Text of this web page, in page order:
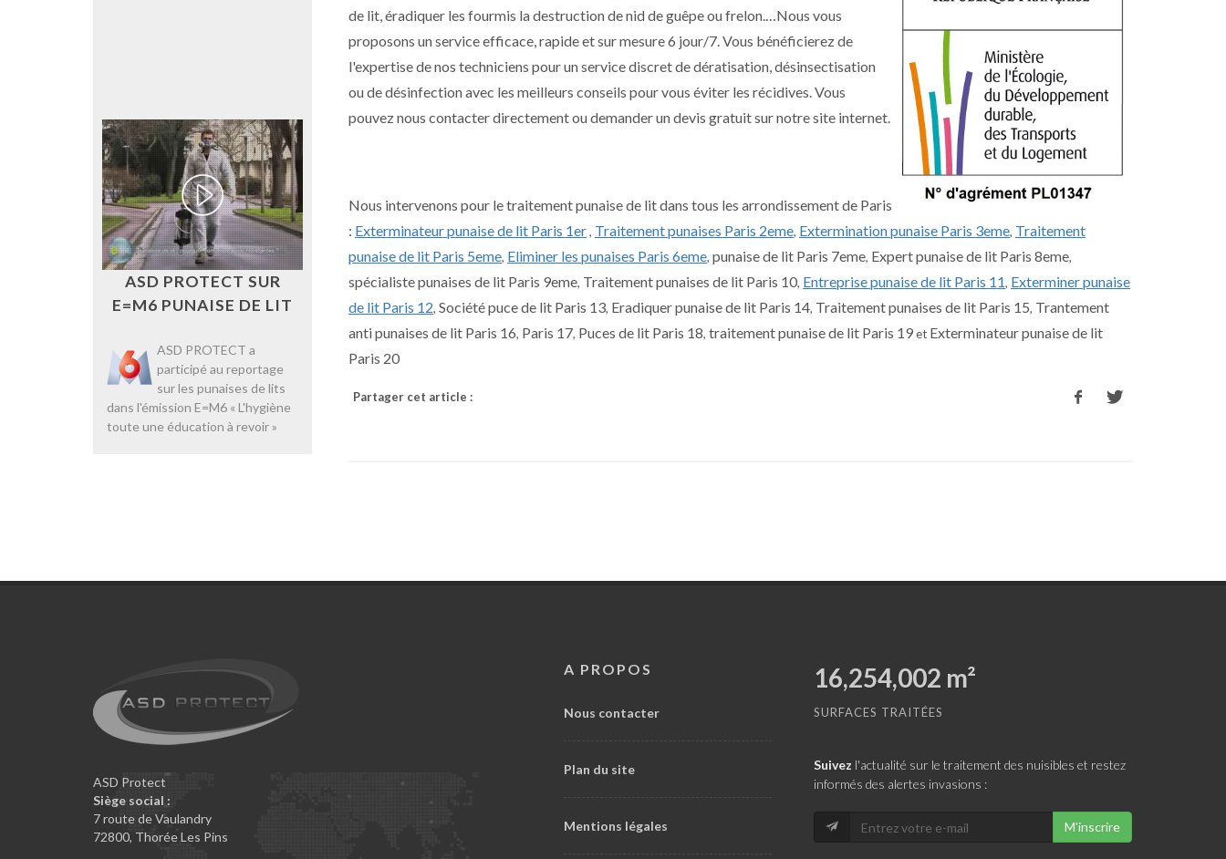
de lit, éradiquer les fourmis la destruction de nid de guêpe ou frelon.…Nous vous
proposons un service efficace, rapide et sur mesure 6 jour/7. Vous bénéficierez de
l'expertise de nos techniciens pour un service discret de dératisation, désinsectisation
ou de désinfection avec les meilleurs conseils pour vous éviter les récidives. Vous
pouvez nous contacter directement ou demander un devis gratuit sur notre site internet.
Nous intervenons pour le traitement punaise de lit dans tous les arrondissement de Paris
: Exterminateur punaise de lit Paris 1er, Traitement punaises Paris 2eme, Extermination punaise Paris 3eme, Traitement
punaise de lit Paris 5eme, Eliminer les punaises Paris 6eme, punaise de lit Paris 7eme, Expert punaise de lit Paris 8eme,
spécialiste punaises de lit Paris 9eme, Traitement punaises de lit Paris 10, Entreprise punaise de lit Paris 11, Exterminer punaise
de lit Paris 12, Société puce de lit Paris 13, Eradiquer punaise de lit Paris 14, Traitement punaises de lit Paris 15, Trantement
anti punaises de lit Paris 16, Paris 17, Puces de lit Paris 18, traitement punaise de lit Paris 19et Exterminateur punaise de lit
Paris 20
Partager cet article :
ASD PROTECT SUR
E=M6 PUNAISE DE LIT
ASD PROTECT a
participé au reportage
sur les punaises de lits
dans l'émission E=M6 « L'hygiène
toute une éducation à revoir »
ASD Protect
Siège social :
7 route de Vaulandry
72800, Thorée Les Pins
A PROPOS
Nous contacter
Plan du site
Mentions légales
19,924,261 m²
SURFACES TRAITÉES
Suivez l'actualité sur le traitement des nuisibles et restez
informés des alertes invasions :
M'inscrire